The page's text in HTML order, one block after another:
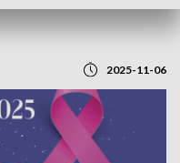
2025-11-06